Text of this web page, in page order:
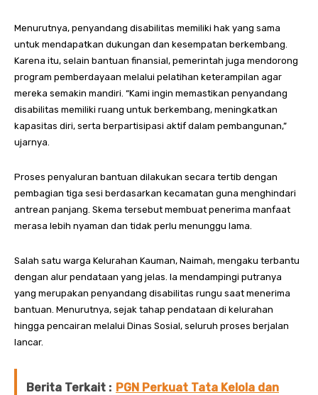
Menurutnya, penyandang disabilitas memiliki hak yang sama
untuk mendapatkan dukungan dan kesempatan berkembang.
Karena itu, selain bantuan finansial, pemerintah juga mendorong
program pemberdayaan melalui pelatihan keterampilan agar
mereka semakin mandiri. “Kami ingin memastikan penyandang
disabilitas memiliki ruang untuk berkembang, meningkatkan
kapasitas diri, serta berpartisipasi aktif dalam pembangunan,”
ujarnya.
Proses penyaluran bantuan dilakukan secara tertib dengan
pembagian tiga sesi berdasarkan kecamatan guna menghindari
antrean panjang. Skema tersebut membuat penerima manfaat
merasa lebih nyaman dan tidak perlu menunggu lama.
Salah satu warga Kelurahan Kauman, Naimah, mengaku terbantu
dengan alur pendataan yang jelas. Ia mendampingi putranya
yang merupakan penyandang disabilitas rungu saat menerima
bantuan. Menurutnya, sejak tahap pendataan di kelurahan
hingga pencairan melalui Dinas Sosial, seluruh proses berjalan
lancar.
Berita Terkait : PGN Perkuat Tata Kelola dan